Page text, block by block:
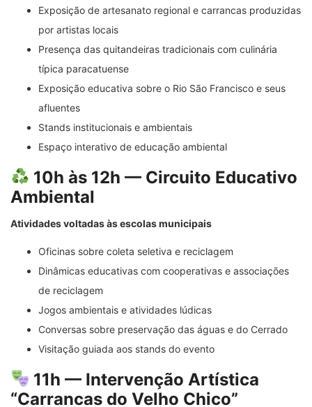
Exposição de artesanato regional e carrancas produzidas
por artistas locais
Presença das quitandeiras tradicionais com culinária
típica paracatuense
Exposição educativa sobre o Rio São Francisco e seus
afluentes
Stands institucionais e ambientais
Espaço interativo de educação ambiental
10h às 12h — Circuito Educativo
Ambiental
Atividades voltadas às escolas municipais
Oficinas sobre coleta seletiva e reciclagem
Dinâmicas educativas com cooperativas e associações
de reciclagem
Jogos ambientais e atividades lúdicas
Conversas sobre preservação das águas e do Cerrado
Visitação guiada aos stands do evento
11h — Intervenção Artística
“Carrancas do Velho Chico”